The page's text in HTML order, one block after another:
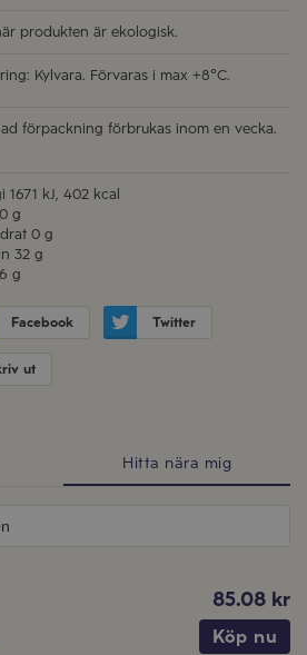
produkten är ekologisk.
Kylvara. Förvaras i max +8°C.
förpackning förbrukas inom en vecka.
1671 kJ, 402 kcal
g
0 g
32 g
g
Facebook Twitter
ut
Hitta nära mig
85.08 kr
Köp nu